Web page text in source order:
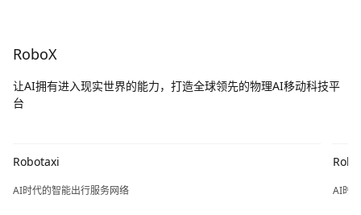
RoboX
让AI拥有进入现实世界的能力，打造全球领先的物理AI移动科技平
台
Robotaxi
AI时代的智能出行服务网络 AI时